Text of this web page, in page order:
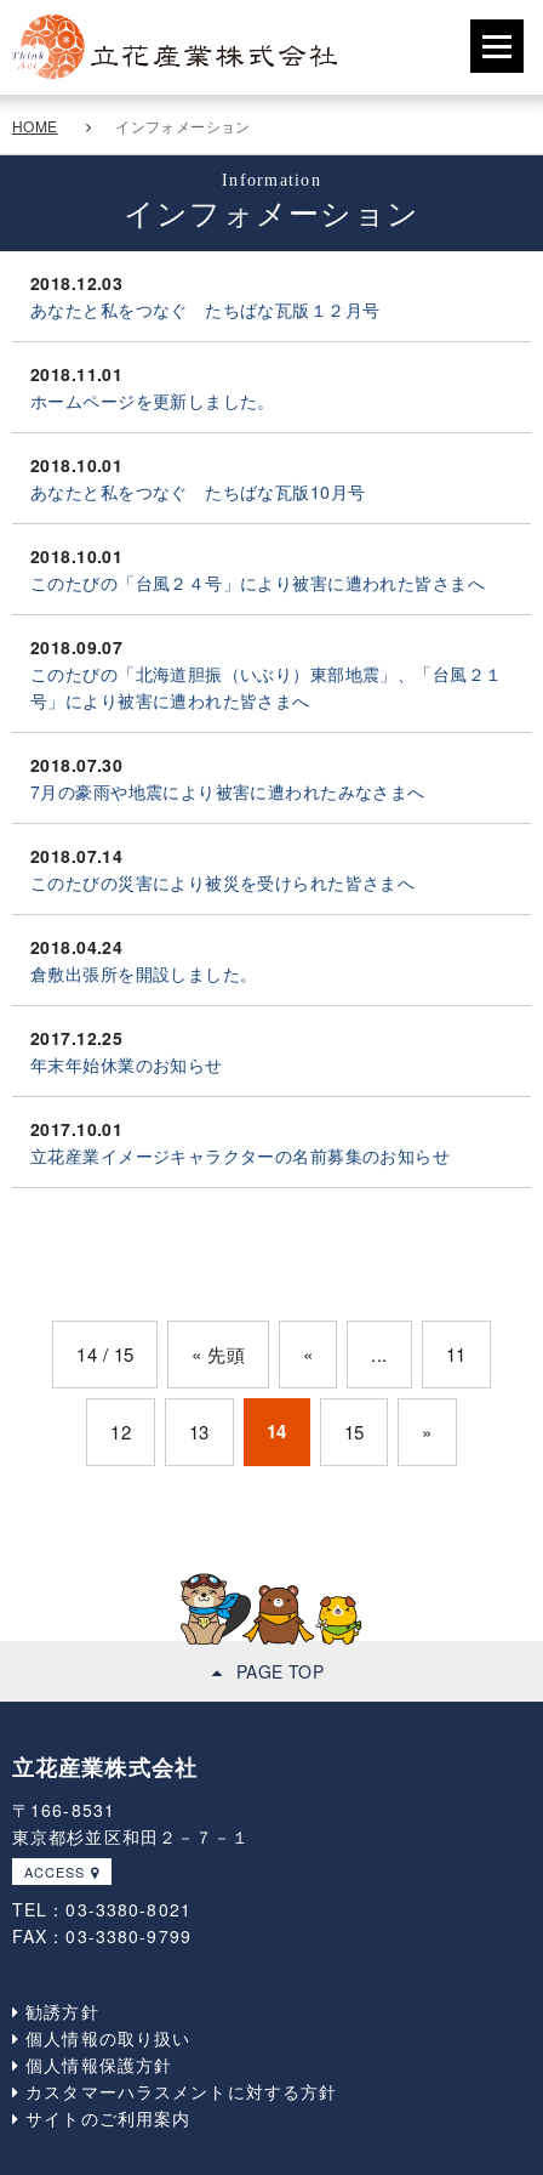
HOME インフォメーション
Information
インフォメーション
2018.12.03
あなたと私をつなぐ たちばな瓦版１２月号
2018.11.01
ホームページを更新しました。
2018.10.01
あなたと私をつなぐ たちばな瓦版10月号
2018.10.01
このたびの「台風２４号」により被害に遭われた皆さまへ
2018.09.07
このたびの「北海道胆振（いぶり）東部地震」、「台風２１
号」により被害に遭われた皆さまへ
2018.07.30
7月の豪雨や地震により被害に遭われたみなさまへ
2018.07.14
このたびの災害により被災を受けられた皆さまへ
2018.04.24
倉敷出張所を開設しました。
2017.12.25
年末年始休業のお知らせ
2017.10.01
立花産業イメージキャラクターの名前募集のお知らせ
14 / 15 « 先頭 « ... 11
12 13 14 15 »
PAGE TOP
立花産業株式会社
〒166-8531
東京都杉並区和田２－７－１
ACCESS
TEL：03-3380-8021
FAX：03-3380-9799
勧誘方針
個人情報の取り扱い
個人情報保護方針
カスタマーハラスメントに対する方針
サイトのご利用案内